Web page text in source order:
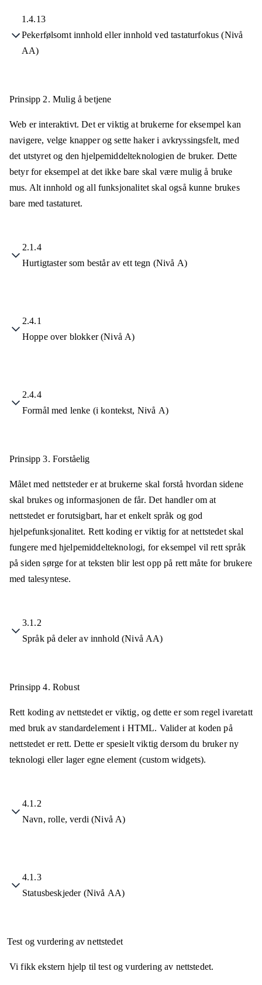
1.4.13
Pekerfølsomt innhold eller innhold ved tastaturfokus (Nivå
AA)
Prinsipp 2. Mulig å betjene
Web er interaktivt. Det er viktig at brukerne for eksempel kan
navigere, velge knapper og sette haker i avkryssingsfelt, med
det utstyret og den hjelpemiddelteknologien de bruker. Dette
betyr for eksempel at det ikke bare skal være mulig å bruke
mus. Alt innhold og all funksjonalitet skal også kunne brukes
bare med tastaturet.
2.1.4
Hurtigtaster som består av ett tegn (Nivå A)
2.4.1
Hoppe over blokker (Nivå A)
2.4.4
Formål med lenke (i kontekst, Nivå A)
Prinsipp 3. Forståelig
Målet med nettsteder er at brukerne skal forstå hvordan sidene
skal brukes og informasjonen de får. Det handler om at
nettstedet er forutsigbart, har et enkelt språk og god
hjelpefunksjonalitet. Rett koding er viktig for at nettstedet skal
fungere med hjelpemiddelteknologi, for eksempel vil rett språk
på siden sørge for at teksten blir lest opp på rett måte for brukere
med talesyntese.
3.1.2
Språk på deler av innhold (Nivå AA)
Prinsipp 4. Robust
Rett koding av nettstedet er viktig, og dette er som regel ivaretatt
med bruk av standardelement i HTML. Valider at koden på
nettstedet er rett. Dette er spesielt viktig dersom du bruker ny
teknologi eller lager egne element (custom widgets).
4.1.2
Navn, rolle, verdi (Nivå A)
4.1.3
Statusbeskjeder (Nivå AA)
Test og vurdering av nettstedet
Vi fikk ekstern hjelp til test og vurdering av nettstedet.